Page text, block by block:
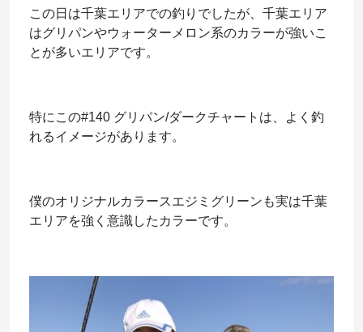
この日は千葉エリアでの釣りでしたが、千葉エリア
はグリパンやウォーターメロン系のカラーが強いこ
とが多いエリアです。
特にこの#140 グリパン/ダークチャートは、よく釣
れるイメージがあります。
僕のオリジナルカラースエジミグリーンも実は千葉
エリアを強く意識したカラーです。